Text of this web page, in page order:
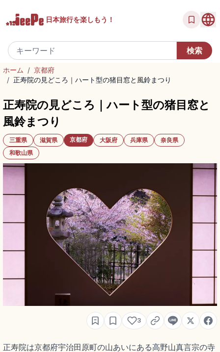
日本旅行を楽しもう！
ホーム / 京都府
/ 正寿院の見どころ｜ハート型の猪目窓と風鈴まつり
正寿院の見どころ｜ハート型の猪目窓と
風鈴まつり
三重県 滋賀県 京都府 大阪府 兵庫県
奈良県
和歌山県
3
正寿院は京都府宇治田原町の山あいにある高野山真言宗の寺